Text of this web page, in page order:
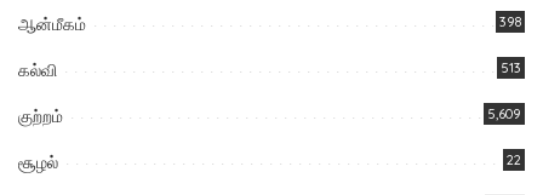
ஆன்மீகம் 398
கல்வி 513
குற்றம் 5,609
சூழல் 22